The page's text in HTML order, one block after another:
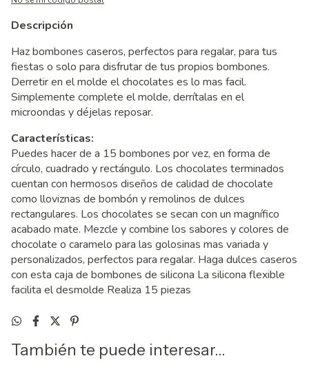
Descripción
Haz bombones caseros, perfectos para regalar, para tus
fiestas o solo para disfrutar de tus propios bombones.
Derretir en el molde el chocolates es lo mas facil.
Simplemente complete el molde, derrítalas en el
microondas y déjelas reposar.
Características:
Puedes hacer de a 15 bombones por vez, en forma de
círculo, cuadrado y rectángulo. Los chocolates terminados
cuentan con hermosos diseños de calidad de chocolate
como lloviznas de bombón y remolinos de dulces
rectangulares. Los chocolates se secan con un magnífico
acabado mate. Mezcle y combine los sabores y colores de
chocolate o caramelo para las golosinas mas variada y
personalizados, perfectos para regalar. Haga dulces caseros
con esta caja de bombones de silicona La silicona flexible
facilita el desmolde Realiza 15 piezas
También te puede interesar...